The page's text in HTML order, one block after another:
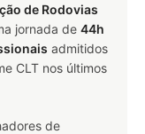
de Rodovias
jornada de 44h
admitidos
CLT nos últimos
de